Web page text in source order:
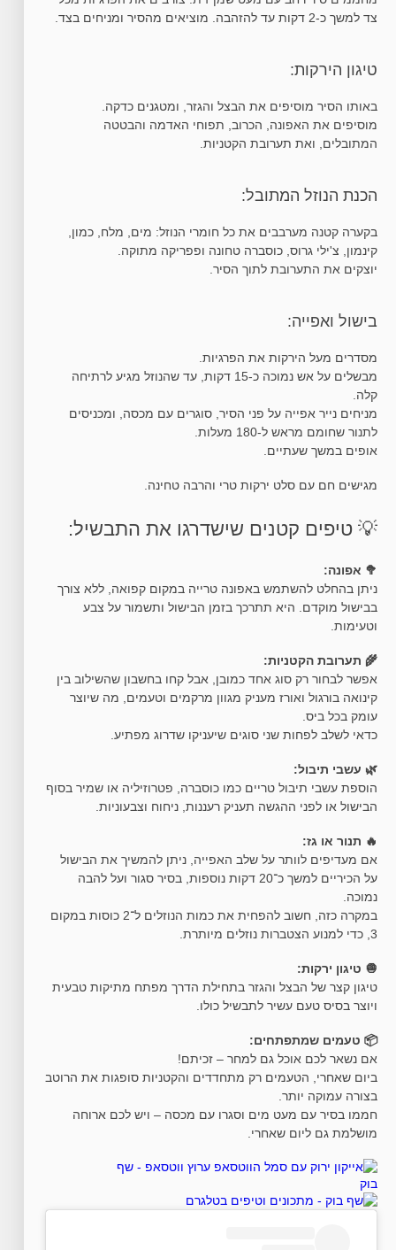
צד למשך כ-2 דקות עד להזהבה. מוציאים מהסיר ומניחים בצד.
טיגון הירקות:
באותו הסיר מוסיפים את הבצל והגזר, ומטגנים כדקה.
מוסיפים את האפונה, הכרוב, תפוחי האדמה והבטטה
המתובלים, ואת תערובת הקטניות.
הכנת הנוזל המתובל:
בקערה קטנה מערבבים את כל חומרי הנוזל: מים, מלח, כמון,
קינמון, צ'ילי גרוס, כוסברה טחונה ופפריקה מתוקה.
יוצקים את התערובת לתוך הסיר.
בישול ואפייה:
מסדרים מעל הירקות את הפרגיות.
מבשלים על אש נמוכה כ-15 דקות, עד שהנוזל מגיע לרתיחה
קלה.
מניחים נייר אפייה על פני הסיר, סוגרים עם מכסה, ומכניסים
לתנור שחומם מראש ל-180 מעלות.
אופים במשך שעתיים.
מגישים חם עם סלט ירקות טרי והרבה טחינה.
💡 טיפים קטנים שישדרגו את התבשיל:
🥦 אפונה:
ניתן בהחלט להשתמש באפונה טרייה במקום קפואה, ללא צורך
בבישול מוקדם. היא תתרכך בזמן הבישול ותשמור על צבע
וטעימות.
🌾 תערובת הקטניות:
אפשר לבחור רק סוג אחד כמובן, אבל קחו בחשבון שהשילוב בין
קינואה בורגול ואורז מעניק מגוון מרקמים וטעמים, מה שיוצר
עומק בכל ביס.
כדאי לשלב לפחות שני סוגים שיעניקו שדרוג מפתיע.
🌿 עשבי תיבול:
הוספת עשבי תיבול טריים כמו כוסברה, פטרוזיליה או שמיר בסוף
הבישול או לפני ההגשה תעניק רעננות, ניחוח וצבעוניות.
🔥 תנור או גז:
אם מעדיפים לוותר על שלב האפייה, ניתן להמשיך את הבישול
על הכיריים למשך כ־20 דקות נוספות, בסיר סגור ועל להבה
נמוכה.
במקרה כזה, חשוב להפחית את כמות הנוזלים ל־2 כוסות במקום
3, כדי למנוע הצטברות נוזלים מיותרת.
🧅 טיגון ירקות:
טיגון קצר של הבצל והגזר בתחילת הדרך מפתח מתיקות טבעית
ויוצר בסיס טעם עשיר לתבשיל כולו.
📦 טעמים שמתפתחים:
אם נשאר לכם אוכל גם למחר – זכיתם!
ביום שאחרי, הטעמים רק מתחדדים והקטניות סופגות את הרוטב
בצורה עמוקה יותר.
חממו בסיר עם מעט מים וסגרו עם מכסה – ויש לכם ארוחה
מושלמת גם ליום שאחרי.